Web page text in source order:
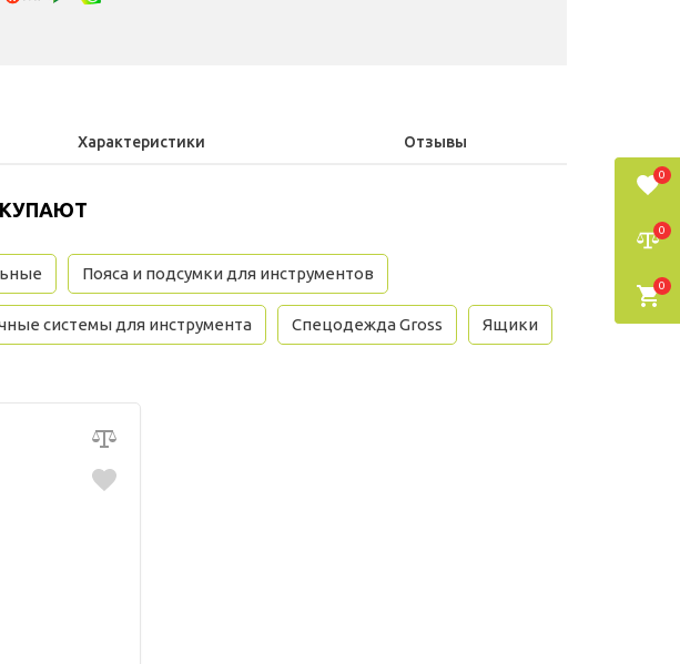
Характеристики Отзывы
Пояса и подсумки для инструментов
системы для инструмента Спецодежда Gross Ящики
0
0
0